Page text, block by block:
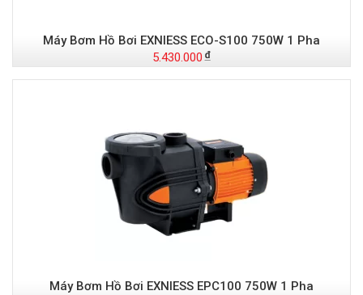
Máy Bơm Hồ Bơi EXNIESS ECO-S100 750W 1 Pha
5.430.000
Máy Bơm Hồ Bơi EXNIESS EPC100 750W 1 Pha